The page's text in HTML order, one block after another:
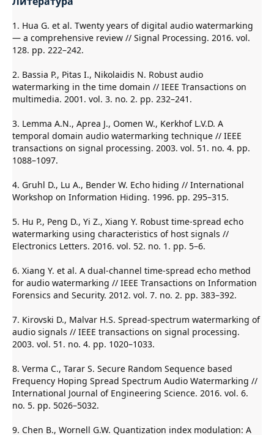
1. Hua G. et al. Twenty years of digital audio watermarking
— a comprehensive review // Signal Processing. 2016. vol.
128. pp. 222–242.
2. Bassia P., Pitas I., Nikolaidis N. Robust audio
watermarking in the time domain // IEEE Transactions on
multimedia. 2001. vol. 3. no. 2. pp. 232–241.
3. Lemma A.N., Aprea J., Oomen W., Kerkhof L.V.D. A
temporal domain audio watermarking technique // IEEE
transactions on signal processing. 2003. vol. 51. no. 4. pp.
1088–1097.
4. Gruhl D., Lu A., Bender W. Echo hiding // International
Workshop on Information Hiding. 1996. pp. 295–315.
5. Hu P., Peng D., Yi Z., Xiang Y. Robust time-spread echo
watermarking using characteristics of host signals //
Electronics Letters. 2016. vol. 52. no. 1. pp. 5–6.
6. Xiang Y. et al. A dual-channel time-spread echo method
for audio watermarking // IEEE Transactions on Information
Forensics and Security. 2012. vol. 7. no. 2. pp. 383–392.
7. Kirovski D., Malvar H.S. Spread-spectrum watermarking of
audio signals // IEEE transactions on signal processing.
2003. vol. 51. no. 4. pp. 1020–1033.
8. Verma C., Tarar S. Secure Random Sequence based
Frequency Hoping Spread Spectrum Audio Watermarking //
International Journal of Engineering Science. 2016. vol. 6.
no. 5. pp. 5026–5032.
9. Chen B., Wornell G.W. Quantization index modulation: A